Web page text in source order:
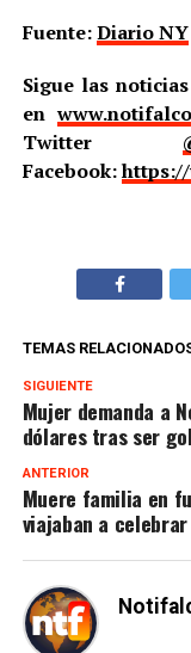
Fuente:Diario NY
Sigue las
en
Twitter
Facebook:https://
TEMAS
SIGUIENTE
Mujer demanda a
dólares tras ser
ANTERIOR
Muere familia en
viajaban a